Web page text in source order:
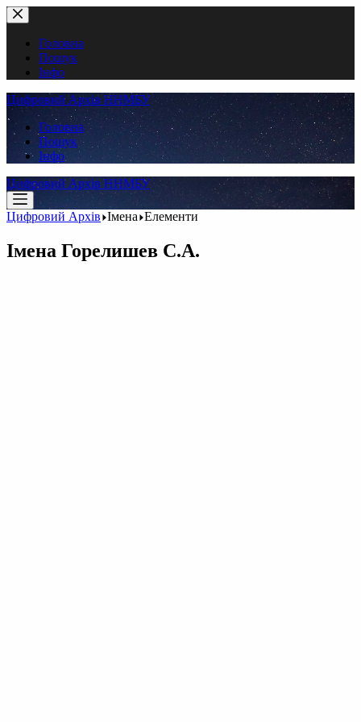
Перейти
до
вмістуГоловна
Пошук
Інфо
Цифровий Архів ННМБУ
Головна
Пошук
Інфо
Цифровий Архів ННМБУ
Цифровий Архів Імена Елементи
Імена Горелишев С.А.